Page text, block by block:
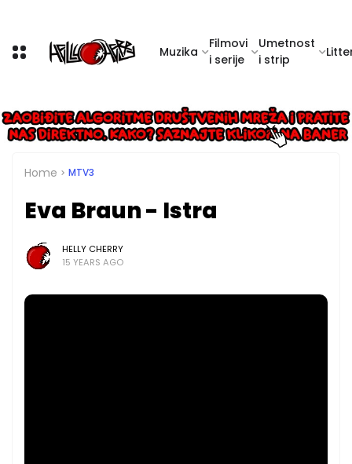
Muzika
Filmovi
i serije
Umetnost
i strip
Home MTV3
Eva Braun - Istra
HELLY CHERRY
15 YEARS AGO